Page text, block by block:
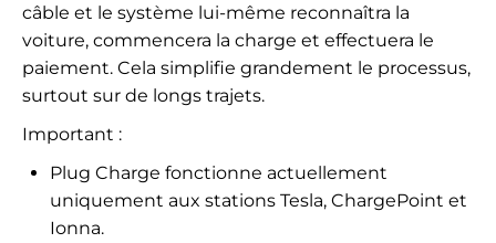
câble et le système lui-même reconnaîtra la
voiture, commencera la charge et effectuera le
paiement. Cela simplifie grandement le processus,
surtout sur de longs trajets.
Important :
Plug Charge fonctionne actuellement
uniquement aux stations Tesla, ChargePoint et
Ionna.